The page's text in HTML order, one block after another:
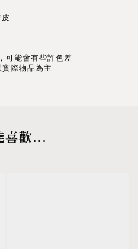
可能會有些許色差
際物品為主
喜歡...